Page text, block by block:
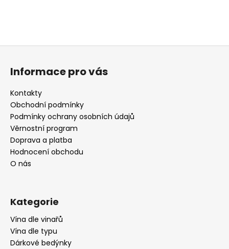
Informace pro vás
Kontakty
Obchodní podmínky
Podmínky ochrany osobních údajů
Věrnostní program
Doprava a platba
Hodnocení obchodu
O nás
Kategorie
Vína dle vinařů
Vína dle typu
Dárkové bedýnky